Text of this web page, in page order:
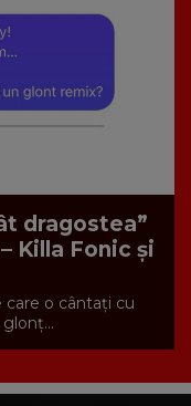
dragostea”
Killa Fonic și
care o cântați cu